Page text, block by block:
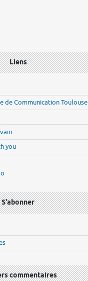
Liens
de Communication Toulouse
you
S'abonner
commentaires